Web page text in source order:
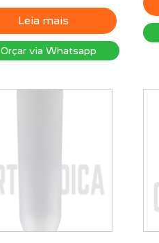
Leia mais
Orçar via Whatsapp